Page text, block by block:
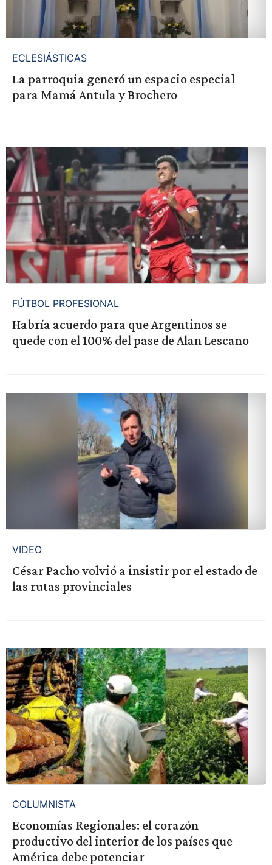
ECLESIÁSTICAS
La parroquia generó un espacio especial
para Mamá Antula y Brochero
FÚTBOL PROFESIONAL
Habría acuerdo para que Argentinos se
quede con el 100% del pase de Alan Lescano
VIDEO
César Pacho volvió a insistir por el estado de
las rutas provinciales
COLUMNISTA
Economías Regionales: el corazón
productivo del interior de los países que
América debe potenciar